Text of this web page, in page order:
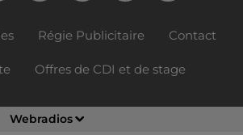
Webradios
Régie Publicitaire Contact
Offres de CDI et de stage